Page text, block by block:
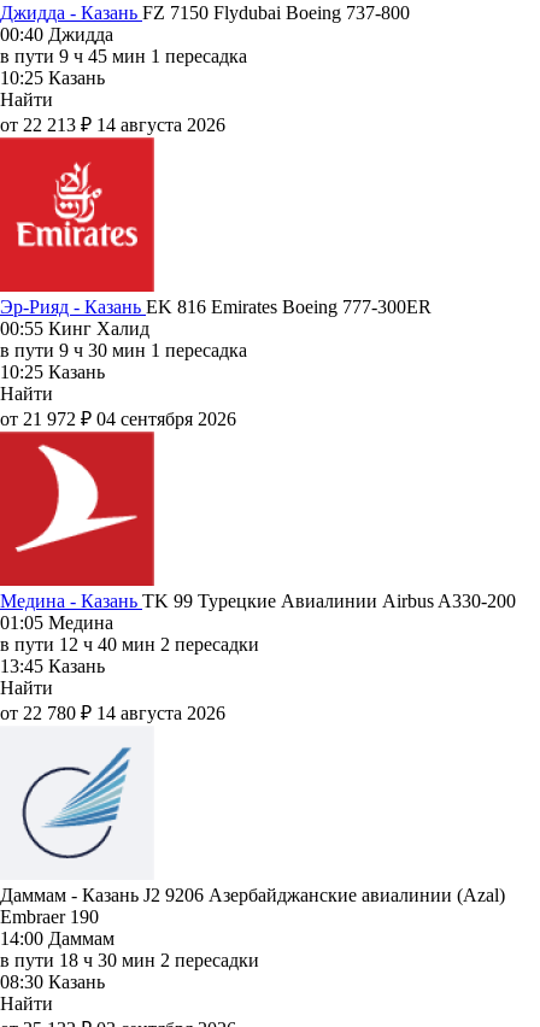
Джидда - Казань FZ 7150 Flydubai Boeing 737-800
00:40 Джидда
в пути 9 ч 45 мин 1 пересадка
10:25 Казань
Найти
от 22 213 ₽ 14 августа 2026
Эр-Рияд - Казань EK 816 Emirates Boeing 777-300ER
00:55 Кинг Халид
в пути 9 ч 30 мин 1 пересадка
10:25 Казань
Найти
от 21 972 ₽ 04 сентября 2026
Медина - Казань TK 99 Турецкие Авиалинии Airbus A330-200
01:05 Медина
в пути 12 ч 40 мин 2 пересадки
13:45 Казань
Найти
от 22 780 ₽ 14 августа 2026
Даммам - Казань J2 9206 Азербайджанские авиалинии (Azal)
Embraer 190
14:00 Даммам
в пути 18 ч 30 мин 2 пересадки
08:30 Казань
Найти